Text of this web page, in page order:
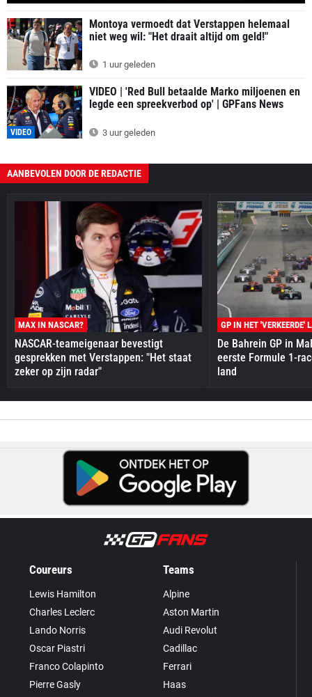
Montoya vermoedt dat Verstappen helemaal
niet weg wil: "Het draait altijd om geld!"
1 uur geleden
VIDEO
VIDEO | 'Red Bull betaalde Marko miljoenen en
legde een spreekverbod op' | GPFans News
3 uur geleden
AANBEVOLEN DOOR DE REDACTIE
MAX IN NASCAR?
NASCAR-teameigenaar bevestigt
gesprekken met Verstappen: "Het staat
zeker op zijn radar"
GP IN HET 'VERKEERDE'
De Bahrein GP in
eerste Formule 1-
land
Coureurs
Lewis Hamilton
Charles Leclerc
Lando Norris
Oscar Piastri
Franco Colapinto
Pierre Gasly
Teams
Alpine
Aston Martin
Audi Revolut
Cadillac
Ferrari
Haas